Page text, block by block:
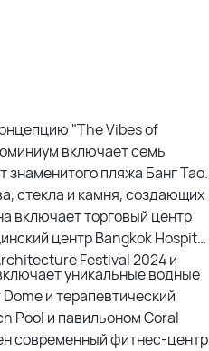
"The Vibes of
включает семь
знаменитого пляжа Банг Тао.
стекла и камня, создающих
включает торговый центр
центр Bangkok Hospital
Festival 2024 и
уникальные водные
и терапевтический
Pool и павильоном Coral
современный фитнес-центр